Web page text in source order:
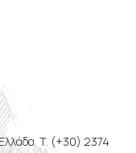
T. (+30) 2374